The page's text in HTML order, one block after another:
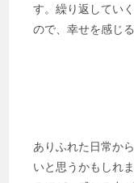
す。繰り返してい
ので、幸せを感じ
ありふれた日常か
いと思うかもしれ